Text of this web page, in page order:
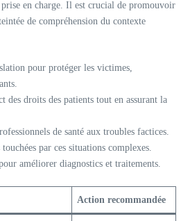
en charge. Il est crucial de promouvoir
de compréhension du contexte
pour protéger les victimes,
des droits des patients tout en assurant la
de santé aux troubles factices.
par ces situations complexes.
améliorer diagnostics et traitements.
Action recommandée